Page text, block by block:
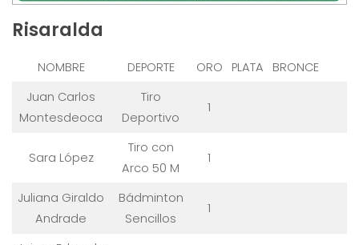
Risaralda
NOMBRE DEPORTE ORO PLATA
BRONCE
Juan Carlos
Montesdeoca
Tiro
Deportivo
1
Sara López
Tiro con
Arco 50 M
1
Juliana Giraldo
Andrade
Bádminton
Sencillos
1